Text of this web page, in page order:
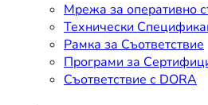
Мрежа за оперативно
Технически
Рамка за Съответствие
Програми за
Съответствие с DORA